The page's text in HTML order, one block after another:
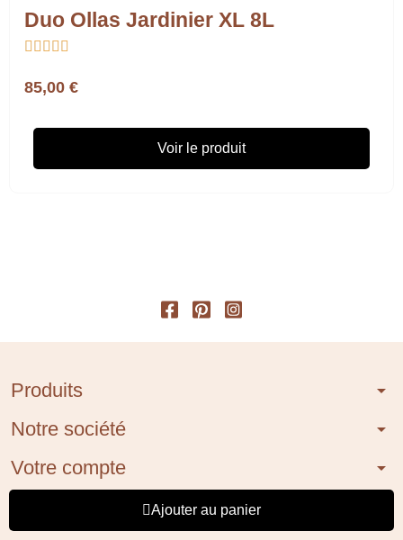
Ajouter au panier
Duo Ollas Jardinier XL 8L
    
85,00 €
Voir le produit
Produits arrow_drop_down
Notre société arrow_drop_down
Votre compte arrow_drop_down